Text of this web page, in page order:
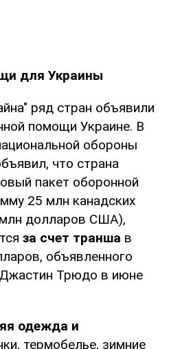
для Украины
ряд стран объявили
помощи Украине. В
обороны
что страна
пакет оборонной
25 млн канадских
долларов США),
за счет транша в
объявленного
Трюдо в июне
одежда и
термобелье, зимние